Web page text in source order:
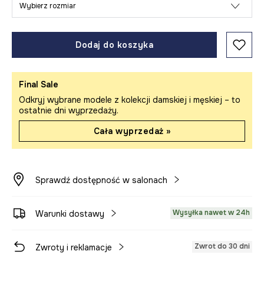
Wybierz rozmiar
Dodaj do koszyka
Final Sale
Odkryj wybrane modele z kolekcji damskiej i męskiej – to
ostatnie dni wyprzedaży.
Cała wyprzedaż »
Sprawdź dostępność w salonach
Warunki dostawy Wysyłka nawet w 24h
Zwroty i reklamacje Zwrot do 30 dni